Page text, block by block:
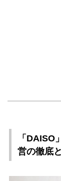
「DAISO
営の徹底